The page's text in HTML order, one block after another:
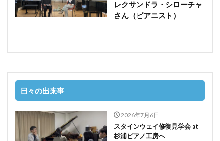
レクサンドラ・シローチャ
さん（ピアニスト）
日々の出来事
2026年7月6日
スタインウェイ修復見学会 at
杉浦ピアノ工房へ